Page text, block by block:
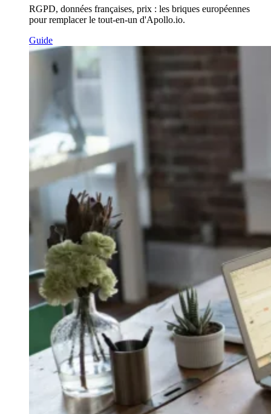
RGPD, données françaises, prix : les briques européennes
pour remplacer le tout-en-un d'Apollo.io.
Guide